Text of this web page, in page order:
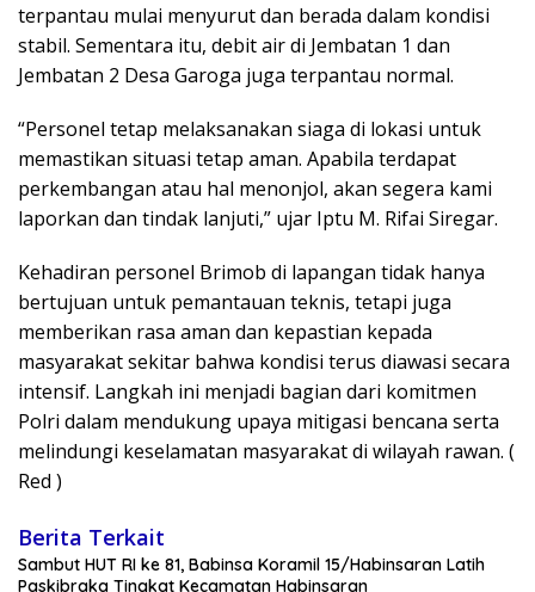
terpantau mulai menyurut dan berada dalam kondisi
stabil. Sementara itu, debit air di Jembatan 1 dan
Jembatan 2 Desa Garoga juga terpantau normal.
“Personel tetap melaksanakan siaga di lokasi untuk
memastikan situasi tetap aman. Apabila terdapat
perkembangan atau hal menonjol, akan segera kami
laporkan dan tindak lanjuti,” ujar Iptu M. Rifai Siregar.
Kehadiran personel Brimob di lapangan tidak hanya
bertujuan untuk pemantauan teknis, tetapi juga
memberikan rasa aman dan kepastian kepada
masyarakat sekitar bahwa kondisi terus diawasi secara
intensif. Langkah ini menjadi bagian dari komitmen
Polri dalam mendukung upaya mitigasi bencana serta
melindungi keselamatan masyarakat di wilayah rawan. (
Red )
Berita Terkait
Sambut HUT RI ke 81, Babinsa Koramil 15/Habinsaran Latih
Paskibraka Tingkat Kecamatan Habinsaran